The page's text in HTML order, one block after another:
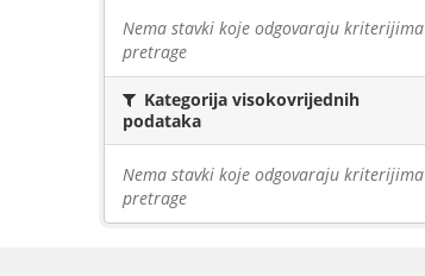
Nema stavki koje odgovaraju kriterijima
pretrage
Kategorija visokovrijednih
podataka
Nema stavki koje odgovaraju kriterijima
pretrage